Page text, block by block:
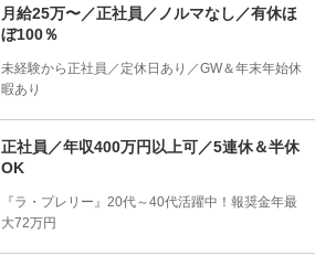
月給25万〜／正社員／ノルマなし／有休ほ
ぼ100％
未経験から正社員／定休日あり／GW＆年末年始休
暇あり
正社員／年収400万円以上可／5連休＆半休
OK
『ラ・プレリー』20代～40代活躍中！報奨金年最
大72万円